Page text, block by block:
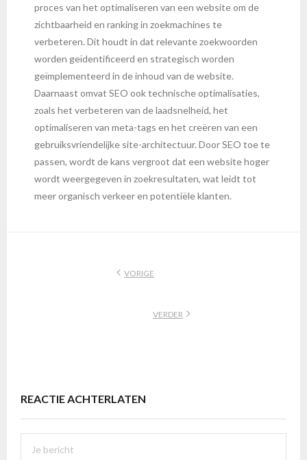
proces van het optimaliseren van een website om de
zichtbaarheid en ranking in zoekmachines te
verbeteren. Dit houdt in dat relevante zoekwoorden
worden geïdentificeerd en strategisch worden
geïmplementeerd in de inhoud van de website.
Daarnaast omvat SEO ook technische optimalisaties,
zoals het verbeteren van de laadsnelheid, het
optimaliseren van meta-tags en het creëren van een
gebruiksvriendelijke site-architectuur. Door SEO toe te
passen, wordt de kans vergroot dat een website hoger
wordt weergegeven in zoekresultaten, wat leidt tot
meer organisch verkeer en potentiële klanten.
VORIGE
VERDER
REACTIE ACHTERLATEN